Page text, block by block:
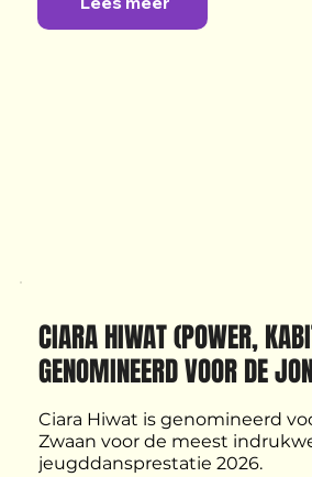
CIARA HIWAT (POWER,
GENOMINEERD VOOR DE
Ciara Hiwat is genomineerd
Zwaan voor de meest
jeugddansprestatie 2026.